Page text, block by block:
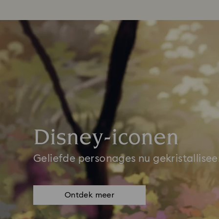
Disney-iconen
Geliefde personages nu
Ontdek meer